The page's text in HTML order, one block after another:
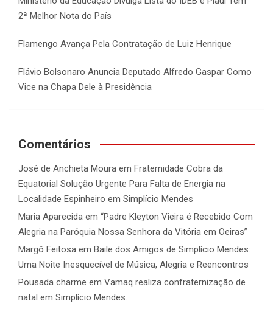
2ª Melhor Nota do País
Flamengo Avança Pela Contratação de Luiz Henrique
Flávio Bolsonaro Anuncia Deputado Alfredo Gaspar Como
Vice na Chapa Dele à Presidência
Comentários
José de Anchieta Moura em Fraternidade Cobra da
Equatorial Solução Urgente Para Falta de Energia na
Localidade Espinheiro em Simplício Mendes
Maria Aparecida em “Padre Kleyton Vieira é Recebido Com
Alegria na Paróquia Nossa Senhora da Vitória em Oeiras”
Margô Feitosa em Baile dos Amigos de Simplício Mendes:
Uma Noite Inesquecível de Música, Alegria e Reencontros
Pousada charme em Vamaq realiza confraternização de
natal em Simplício Mendes.